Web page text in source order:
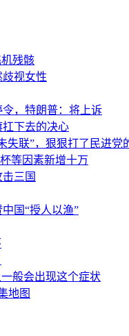
残骸
视女性
，特朗普：将上诉
下去的决心
失联”，狠狠打了民进党
等因素新增十万
三国
国“授人以渔”
般会出现这个症状
地图